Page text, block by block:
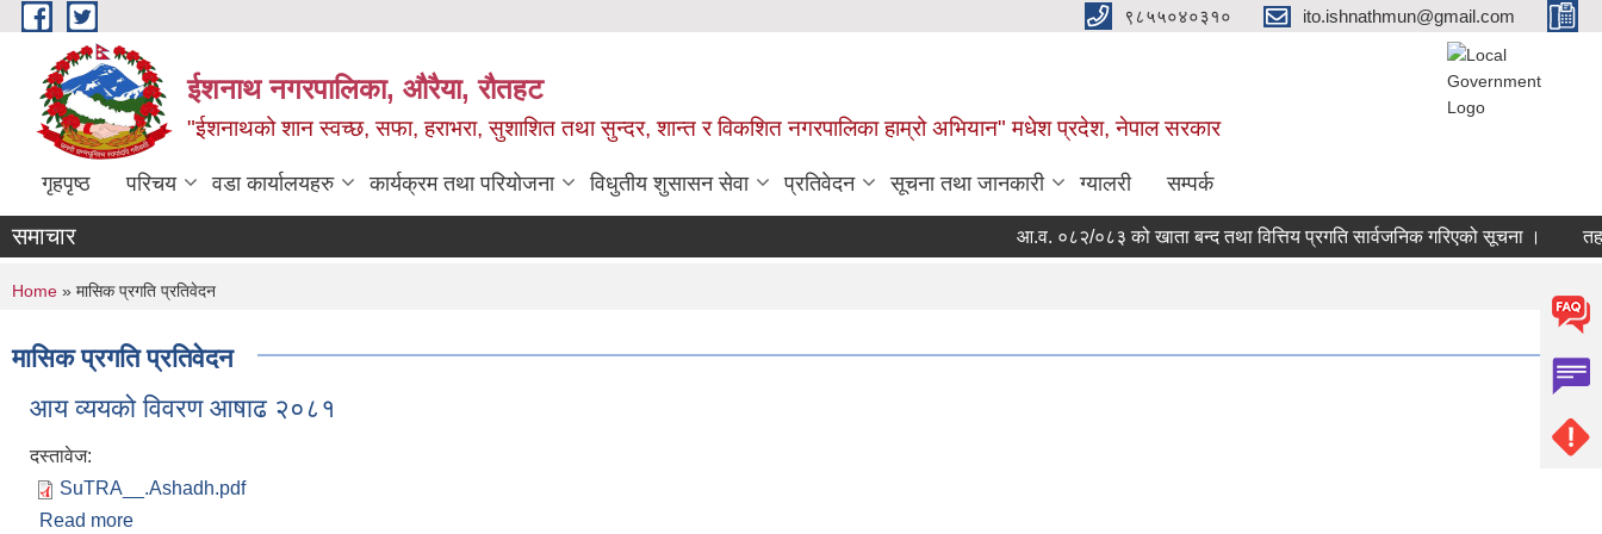
Skip to main content ९८५५०४०३१० ito.ishnathmun@gmail.com
ईशनाथ नगरपालिका, औरैया, रौतहट
"ईशनाथको शान स्वच्छ, सफा, हराभरा, सुशाशित तथा सुन्दर, शान्त र विकशित नगरपालिका हाम्रो अभियान" मधेश प्रदेश, नेपाल सरकार
गृहपृष्ठ परिचय वडा कार्यालयहरु कार्यक्रम तथा परियोजना विधुतीय शुसासन सेवा प्रतिवेदन सूचना तथा जानकारी ग्यालरी सम्पर्क
समाचार आ.व. ०८२/०८३ को खाता बन्द तथा वित्तिय प्रगति सार्वजनिक गरिएको सूचना । तह
You are here
Home » मासिक प्रगति प्रतिवेदन
मासिक प्रगति प्रतिवेदन
आय व्ययको विवरण आषाढ २०८१
दस्तावेज:
SuTRA__.Ashadh.pdf
Read more